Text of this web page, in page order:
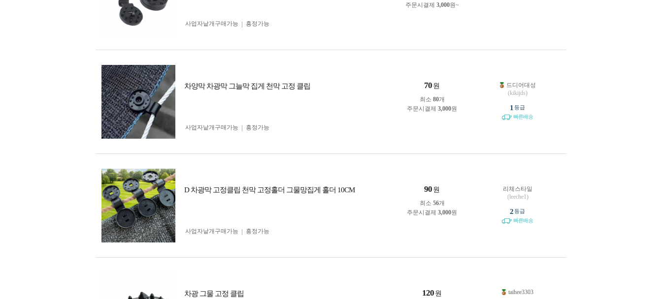
주문시결제 3,000원~
사업자 낱개구매가능 흥정가능
차양막 차광막 그늘막 집게 천막 고정 클립 70 원
최소 80개
주문시결제 3,000원
사업자 낱개구매가능 흥정가능
드디어대성
(kikijds)
1 등급
빠른배송
D 차광막 고정클립 천막 고정홀더 그물망집게 홀더 10CM 90 원
최소 56개
주문시결제 3,000원
사업자 낱개구매가능 흥정가능
리체스타일
(leeche1)
2등급
빠른배송
차광 그물 고정 클립 120 원 taihee3303